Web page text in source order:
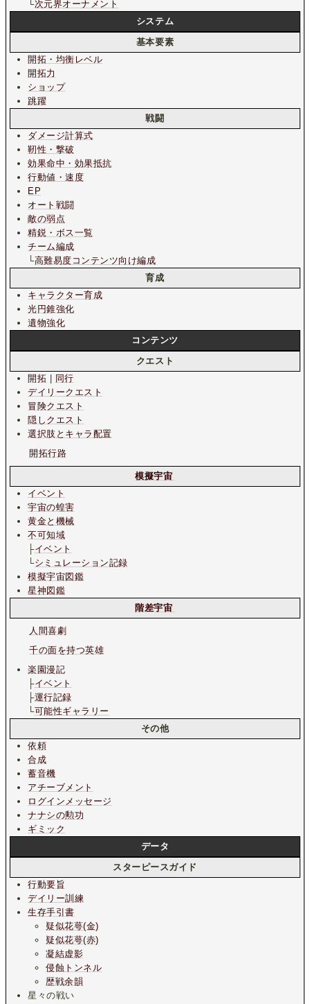
└次元界オーナメント
システム
基本要素
開拓・均衡レベル
開拓力
ショップ
跳躍
戦闘
ダメージ計算式
靭性・撃破
効果命中・効果抵抗
行動値・速度
EP
オート戦闘
敵の弱点
精鋭・ボス一覧
チーム編成
└高難易度コンテンツ向け編成
育成
キャラクター育成
光円錐強化
遺物強化
コンテンツ
クエスト
開拓
同行
デイリークエスト
冒険クエスト
隠しクエスト
選択肢とキャラ配置
開拓行路
模擬宇宙
イベント
宇宙の蝗害
黄金と機械
不可知域
├イベント
└シミュレーション記録
模擬宇宙図鑑
星神図鑑
階差宇宙
人間喜劇
千の面を持つ英雄
楽園漫記
├イベント
├運行記録
└可能性ギャラリー
その他
依頼
合成
蓄音機
アチーブメント
ログインメッセージ
ナナシの勲功
ギミック
データ
スターピースガイド
行動要旨
デイリー訓練
生存手引書
疑似花萼(金)
疑似花萼(赤)
凝結虚影
侵蝕トンネル
歴戦余韻
星々の戦い